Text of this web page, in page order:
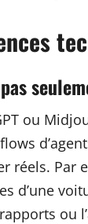
ou
réels. Par
d’une
ou